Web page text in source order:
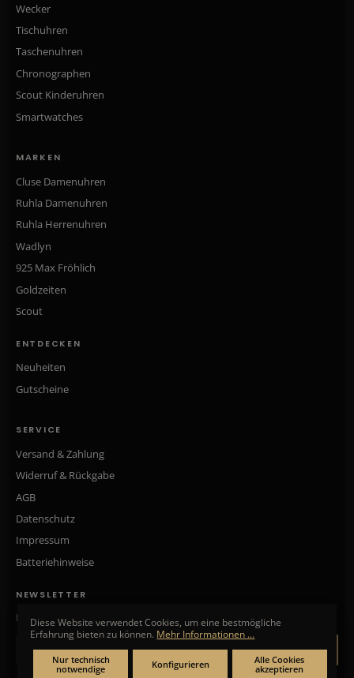
Wecker
Tischuhren
Taschenuhren
Chronographen
Scout Kinderuhren
Smartwatches
MARKEN
Cluse Damenuhren
Ruhla Damenuhren
Ruhla Herrenuhren
Wadlyn
925 Max Fröhlich
Goldzeiten
Scout
ENTDECKEN
Neuheiten
Gutscheine
SERVICE
Versand & Zahlung
Widerruf & Rückgabe
AGB
Datenschutz
Impressum
Batteriehinweise
NEWSLETTER
Neue Kollektionen, exklusive Angebote & Aktionen direkt in Ihr Postfach.
ANMELDEN
Diese Website verwendet Cookies, um eine bestmögliche
Erfahrung bieten zu können. Mehr Informationen ...
Nur technisch
notwendige
Konfigurieren
Alle Cookies
akzeptieren